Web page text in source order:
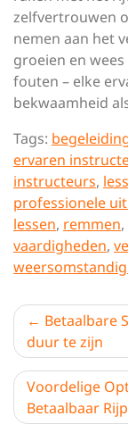
zelfvertrouwen
nemen aan het
groeien en
fouten – elke
bekwaamheid
Tags:
ervaren
instructeurs,
professionele
lessen, remmen,
vaardigheden,
Betaalbare
duur te zijn
Voordelige
Betaalbaar